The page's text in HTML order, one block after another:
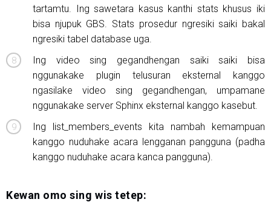
tartamtu. Ing sawetara kasus kanthi stats khusus iki
bisa njupuk GBS. Stats prosedur ngresiki saiki bakal
ngresiki tabel database uga.
Ing video sing gegandhengan saiki saiki bisa
nggunakake plugin telusuran eksternal kanggo
ngasilake video sing gegandhengan, umpamane
nggunakake server Sphinx eksternal kanggo kasebut.
Ing list_members_events kita nambah kemampuan
kanggo nuduhake acara lengganan pangguna (padha
kanggo nuduhake acara kanca pangguna).
Kewan omo sing wis tetep: